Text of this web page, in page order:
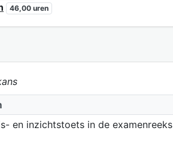
46,00 uren
en inzichtstoets in de examenreeks